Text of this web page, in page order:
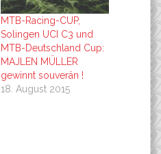
MTB-Racing-CUP,
Solingen UCI C3 und
MTB-Deutschland Cup:
MAJLEN MÜLLER
gewinnt souverän !
18. August 2015